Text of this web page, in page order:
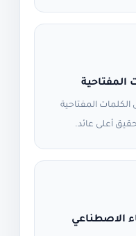
المفتاحية
الكلمات المفتاحية
أعلى عائد.
الاصطناعي